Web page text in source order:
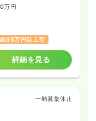
万円
35万円以上可
詳細を見る
一時募集休止